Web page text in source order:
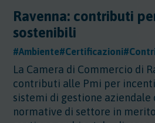
Regioni - Veneto
Ravenna: contributi
sostenibili
#Ambiente#Certificazioni
La Camera di Commercio di
contributi alle Pmi per
sistemi di gestione
normative di settore in